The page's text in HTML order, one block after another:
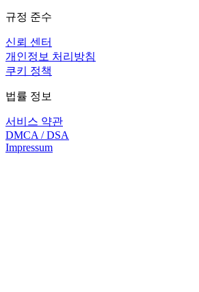
규정 준수
신뢰 센터
개인정보 처리방침
쿠키 정책
법률 정보
서비스 약관
DMCA / DSA
Impressum